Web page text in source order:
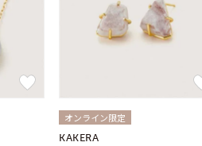
オンライン限定
KAKERA